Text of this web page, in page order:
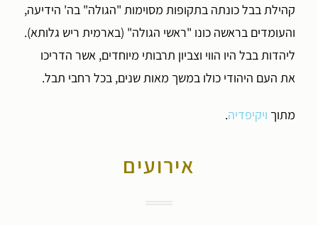
קהילת בבל כונתה בתקופות מסוימות "הגולה" בה' הידיעה,
והעומדים בראשה כונו "ראשי הגולה" (בארמית ריש גלותא).
ליהדות בבל היו הווי וצביון תרבותי מיוחדים, אשר הדריכו
את העם היהודי כולו במשך מאות שנים, בכל רחבי תבל.
מתוך ויקיפדיה.
אירועים